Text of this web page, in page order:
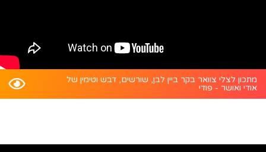
מתכון לצלי צוואר בקר ביין לבן, שורשים, דבש וטימין של
אודי ואושר - פודי